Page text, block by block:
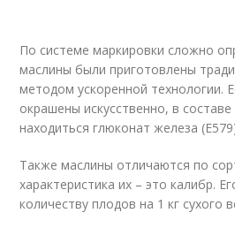
По системе маркировки сложно
маслины были приготовлены
методом ускоренной технологии.
окрашены искусственно, в
находиться глюконат железа
Также маслины отличаются по
характеристика их – это калибр.
количеству плодов на 1 кг сухого